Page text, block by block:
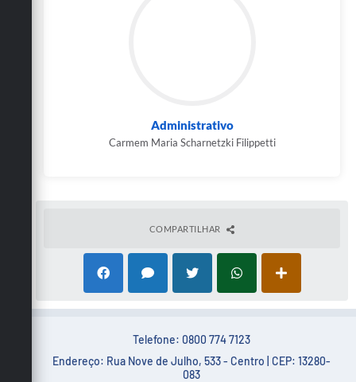
Administrativo
Carmem Maria Scharnetzki Filippetti
COMPARTILHAR
Telefone: 0800 774 7123
Endereço: Rua Nove de Julho, 533 - Centro | CEP: 13280-
083